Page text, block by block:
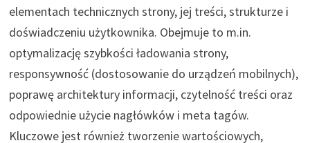
elementach technicznych strony, jej treści, strukturze i
doświadczeniu użytkownika. Obejmuje to m.in.
optymalizację szybkości ładowania strony,
responsywność (dostosowanie do urządzeń mobilnych),
poprawę architektury informacji, czytelność treści oraz
odpowiednie użycie nagłówków i meta tagów.
Kluczowe jest również tworzenie wartościowych,